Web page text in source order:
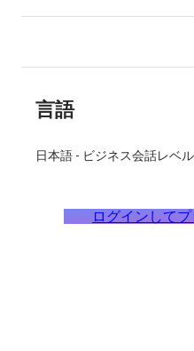
言語
日本語 - ビジネス会話レベル
ログインして